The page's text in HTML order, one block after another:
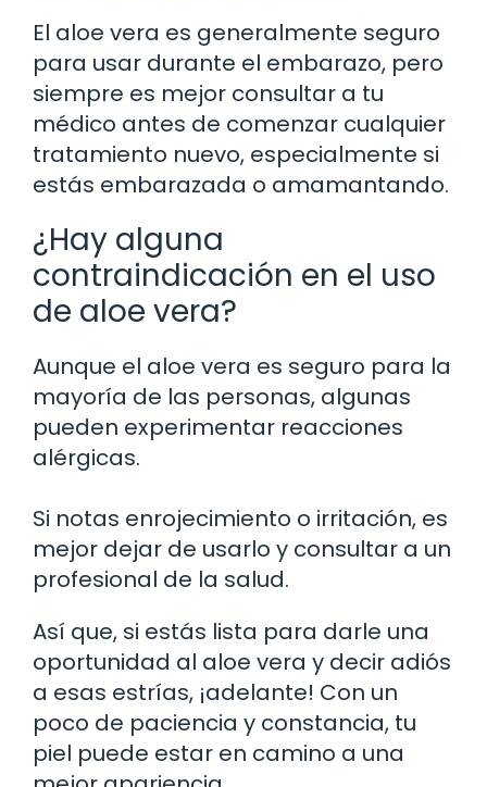
El aloe vera es generalmente seguro
para usar durante el embarazo, pero
siempre es mejor consultar a tu
médico antes de comenzar cualquier
tratamiento nuevo, especialmente si
estás embarazada o amamantando.
¿Hay alguna
contraindicación en el uso
de aloe vera?
Aunque el aloe vera es seguro para la
mayoría de las personas, algunas
pueden experimentar reacciones
alérgicas.
Si notas enrojecimiento o irritación, es
mejor dejar de usarlo y consultar a un
profesional de la salud.
Así que, si estás lista para darle una
oportunidad al aloe vera y decir adiós
a esas estrías, ¡adelante! Con un
poco de paciencia y constancia, tu
piel puede estar en camino a una